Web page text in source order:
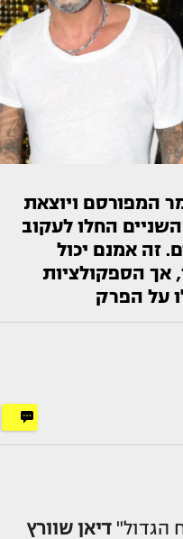
המפורסם ויוצאת
החלו לעקוב
זה אמנם יכול
אך הספקולציות
על הפרק
הגדול" דיאן שוורץ